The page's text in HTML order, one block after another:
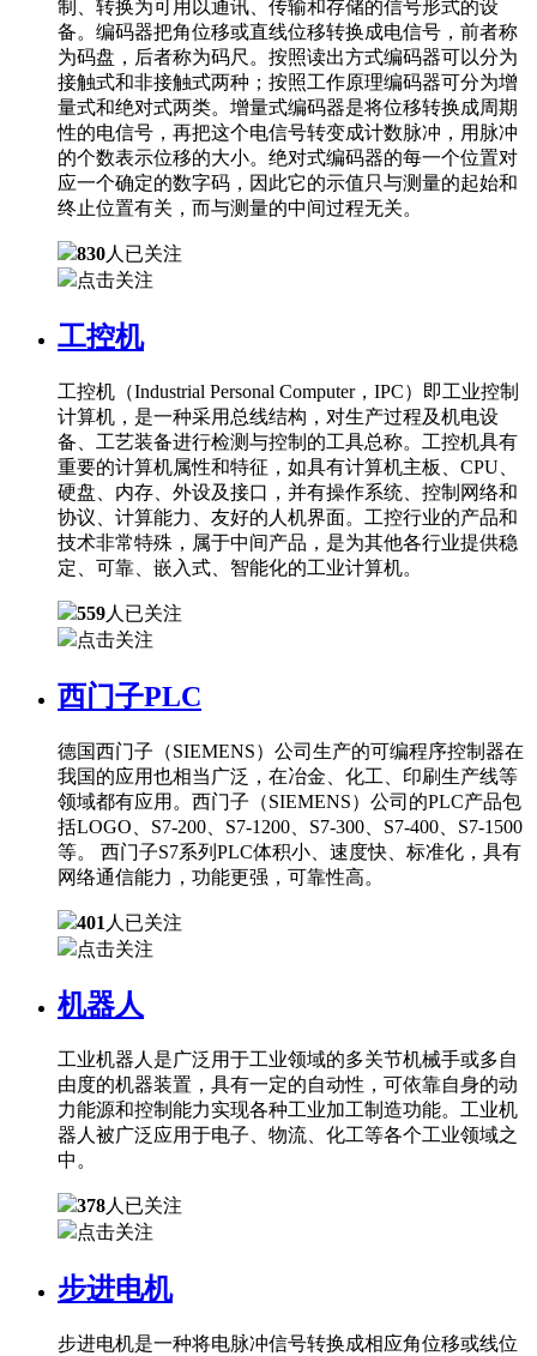
制、转换为可用以通讯、传输和存储的信号形式的设
备。编码器把角位移或直线位移转换成电信号，前者称
为码盘，后者称为码尺。按照读出方式编码器可以分为
接触式和非接触式两种；按照工作原理编码器可分为增
量式和绝对式两类。增量式编码器是将位移转换成周期
性的电信号，再把这个电信号转变成计数脉冲，用脉冲
的个数表示位移的大小。绝对式编码器的每一个位置对
应一个确定的数字码，因此它的示值只与测量的起始和
终止位置有关，而与测量的中间过程无关。
830人已关注
点击关注
工控机
工控机（Industrial Personal Computer，IPC）即工业控制
计算机，是一种采用总线结构，对生产过程及机电设
备、工艺装备进行检测与控制的工具总称。工控机具有
重要的计算机属性和特征，如具有计算机主板、CPU、
硬盘、内存、外设及接口，并有操作系统、控制网络和
协议、计算能力、友好的人机界面。工控行业的产品和
技术非常特殊，属于中间产品，是为其他各行业提供稳
定、可靠、嵌入式、智能化的工业计算机。
559人已关注
点击关注
西门子PLC
德国西门子（SIEMENS）公司生产的可编程序控制器在
我国的应用也相当广泛，在冶金、化工、印刷生产线等
领域都有应用。西门子（SIEMENS）公司的PLC产品包
括LOGO、S7-200、S7-1200、S7-300、S7-400、S7-1500
等。 西门子S7系列PLC体积小、速度快、标准化，具有
网络通信能力，功能更强，可靠性高。
401 人已关注
点击关注
机器人
工业机器人是广泛用于工业领域的多关节机械手或多自
由度的机器装置，具有一定的自动性，可依靠自身的动
力能源和控制能力实现各种工业加工制造功能。工业机
器人被广泛应用于电子、物流、化工等各个工业领域之
中。
378人已关注
点击关注
步进电机
步进电机是一种将电脉冲信号转换成相应角位移或线位